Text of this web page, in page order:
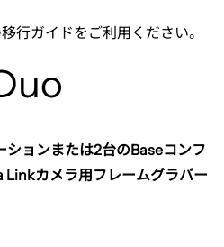
行ガイドをご利用ください。
ションまたは2台のBaseコンフ
Linkカメラ用フレームグラバー